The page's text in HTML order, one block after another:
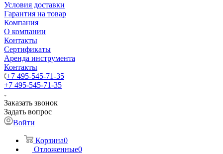
Условия доставки
Гарантия на товар
Компания
О компании
Контакты
Сертификаты
Аренда инструмента
Контакты
+7 495-545-71-35
+7 495-545-71-35
Заказать звонок
Задать вопрос
Войти
Корзина0
Отложенные0